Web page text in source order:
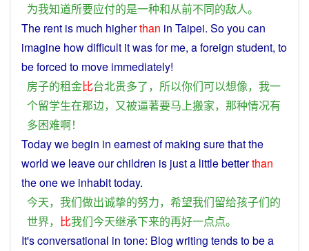
为我知道所要应付的是一种和从前不同的敌人。
The rent is much higherthan in Taipei. Soyou can
imagine howdifficult itwasforme, aforeign student, to
beforced to move immediately!
房子的租金比台北贵多了， 所以你们可以想像， 我一
个留学生在那边， 又被逼著要马上搬家， 那种情况有
多困难啊！
Todaywebegin in earnestofmaking surethatthe
world we leaveourchildren is justa littlebetterthan
theonewe inhabittoday.
今天， 我们做出诚挚的努力， 希望我们留给孩子们的
世界， 比我们今天继承下来的再好一点点。
It'sconversational in tone: Blog writing tendsto be a